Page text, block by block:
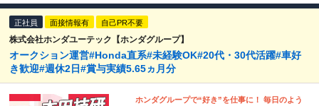
正社員 面接情報有 自己PR不要
株式会社ホンダユーテック【ホンダグループ】
オークション運営#Honda直系#未経験OK#20代・30代活躍#車好
き歓迎#週休2日#賞与実績5.65ヵ月分
ホンダグループで“好き”を仕事に！ 毎日のよう